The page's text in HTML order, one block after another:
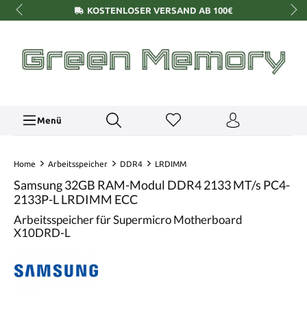
KOSTENLOSER VERSAND AB 100€
Menü
Home Arbeitsspeicher DDR4 LRDIMM
Samsung 32GB RAM-Modul DDR4 2133 MT/s PC4-
2133P-L LRDIMM ECC
Arbeitsspeicher für Supermicro Motherboard
X10DRD-L